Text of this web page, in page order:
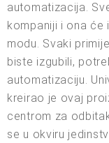
automatizacija.
kompaniji i ona će
modu. Svaki
biste izgubili,
automatizaciju.
kreirao je ovaj
centrom za
se u okviru